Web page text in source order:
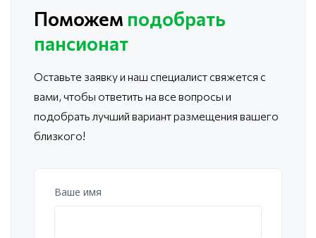
Поможем подобрать
пансионат
Оставьте заявку и наш специалист свяжется с
вами, чтобы ответить на все вопросы и
подобрать лучший вариант размещения вашего
близкого!